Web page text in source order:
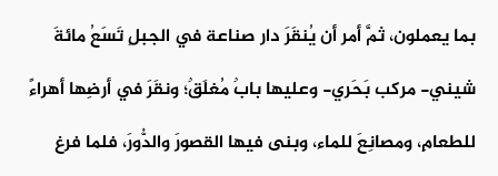
بما يعملون، ثمَّ أمر أن يُنقَرَ دار صناعة في الجبلِ تَسَعُ مائةَ
شيني- مركب بَحَري- وعليها بابٌ مُغلَقٌ؛ ونقَرَ في أرضِها أهراءً
للطعامِ، ومصانِعَ للماء، وبنى فيها القصورَ والدُّورَ، فلما فرغ